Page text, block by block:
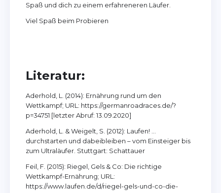
Spaß und dich zu einem erfahreneren Läufer.
Viel Spaß beim Probieren
Literatur:
Aderhold, L. (2014): Ernährung rund um den
Wettkampf; URL: https://germanroadraces.de/?
p=34751 [letzter Abruf: 13.09.2020]
Aderhold, L. & Weigelt, S. (2012): Laufen! …
durchstarten und dabeibleiben – vom Einsteiger bis
zum Ultraläufer. Stuttgart: Schattauer
Feil, F. (2015): Riegel, Gels & Co: Die richtige
Wettkampf-Ernährung; URL:
https://www.laufen.de/d/riegel-gels-und-co-die-